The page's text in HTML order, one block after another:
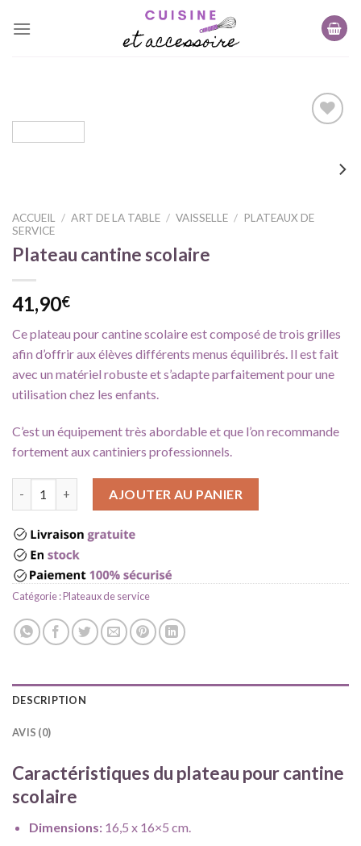
Ajouter
d'envie
ACCUEIL / ART DE LA TABLE / VAISSELLE / PLATEAUX DE
SERVICE
Plateau cantine scolaire
41,90€
Ce plateau pour cantine scolaire est composé de trois grilles
afin d’offrir aux élèves différents menus équilibrés. Il est fait
avec un matériel robuste et s’adapte parfaitement pour une
utilisation chez les enfants.
C’est un équipement très abordable et que l’on recommande
fortement aux cantiniers professionnels.
AJOUTER AU PANIER
Catégorie :Plateaux de service
DESCRIPTION
AVIS (0)
Caractéristiques du plateau pour cantine
scolaire
Dimensions:16,5 x 16×5 cm.